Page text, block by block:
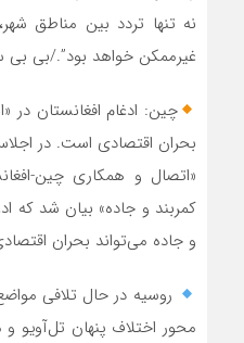
نه تنها تردد بین مناطق
غیرممکن خواهد بود”./بی
چین: ادغام افغانستان در
بحران اقتصادی است. در
«اتصال و همکاری چین-
کمربند و جاده» بیان شد که
و جاده می‌تواند بحران
روسیه در حال تلافی
محور اختلاف پنهان تل‌آویو